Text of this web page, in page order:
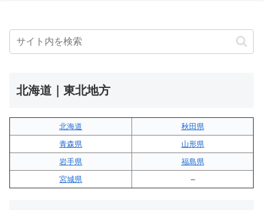
北海道｜東北地方
北海道
秋田県
青森県
山形県
岩手県
福島県
宮城県
–